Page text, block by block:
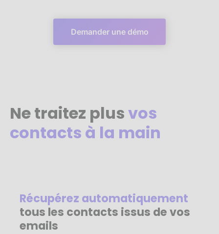
Demander une démo
Ne traitez plusvos
contacts à la main
Récupérez automatiquement
tous les contacts issus de vos
emails